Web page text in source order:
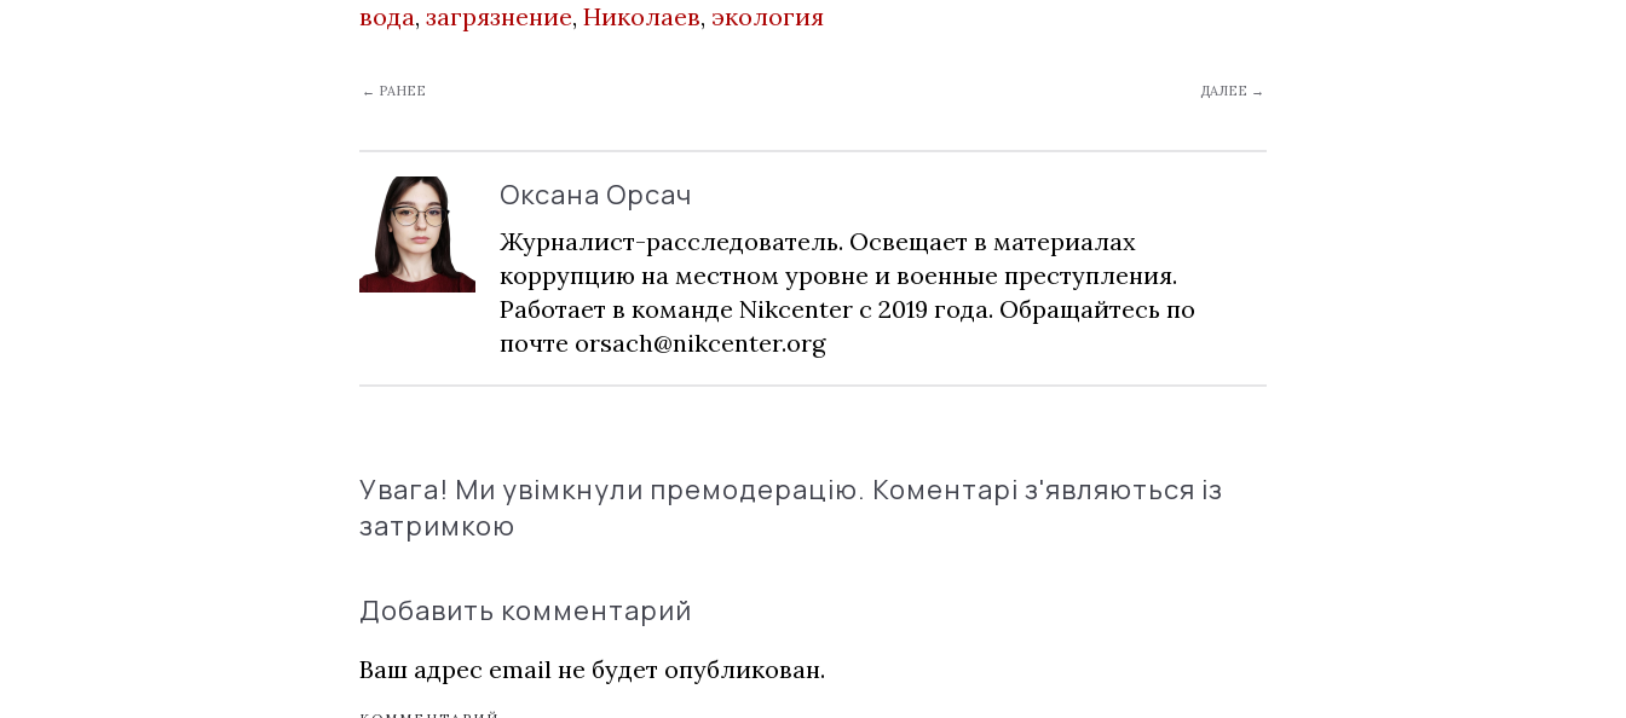
вода, загрязнение, Николаев, экология
← РАНЕЕ ДАЛЕЕ →
Оксана Орсач
Журналист-расследователь. Освещает в материалах
коррупцию на местном уровне и военные преступления.
Работает в команде Nikcenter с 2019 года. Обращайтесь по
почте orsach@nikcenter.org
Увага! Ми увімкнули премодерацію. Коментарі з'являються із
затримкою
Добавить комментарий
Ваш адрес email не будет опубликован.